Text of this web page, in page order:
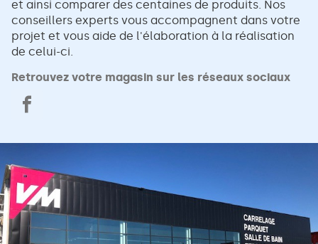
et ainsi comparer des centaines de produits. Nos
conseillers experts vous accompagnent dans votre
projet et vous aide de l'élaboration à la réalisation
de celui-ci.
Retrouvez votre magasin sur les réseaux sociaux
VM
Matériaux
La
Roche
sur
Yon